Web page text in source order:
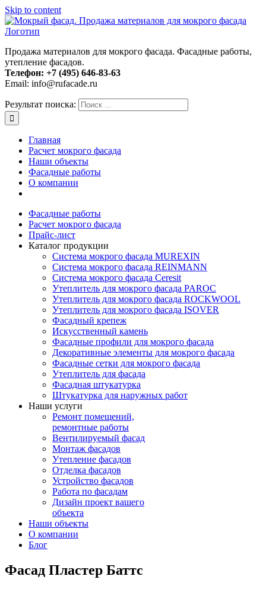
Skip to content
Продажа материалов для мокрого фасада. Фасадные работы,
утепление фасадов.
Телефон: +7 (495) 646-83-63
Email: info@rufacade.ru
Результат поиска:
Главная
Расчет мокрого фасада
Наши объекты
Фасадные работы
О компании
Фасадные работы
Расчет мокрого фасада
Прайс-лист
Каталог продукции
Система мокрого фасада MUREXIN
Система мокрого фасада REINMANN
Система мокрого фасада Ceresit
Утеплитель для мокрого фасада PAROC
Утеплитель для мокрого фасада ROCKWOOL
Утеплитель для мокрого фасада ISOVER
Фасадный крепеж
Искусственный камень
Фасадные профили для мокрого фасада
Декоративные элементы для мокрого фасада
Фасадные сетки для мокрого фасада
Утеплитель для фасада
Фасадная штукатурка
Штукатурка для наружных работ
Наши услуги
Ремонт помещений,
ремонтные работы
Вентилируемый фасад
Монтаж фасадов
Утепление фасадов
Отделка фасадов
Устройство фасадов
Работа по фасадам
Дизайн проект вашего
объекта
Наши объекты
О компании
Блог
Фасад Пластер Баттс